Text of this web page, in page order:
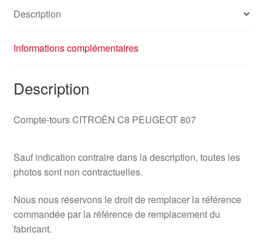
Description
Informations complémentaires
Description
Compte-tours CITROËN C8 PEUGEOT 807
Sauf indication contraire dans la description, toutes les
photos sont non contractuelles.
Nous nous réservons le droit de remplacer la référence
commandée par la référence de remplacement du
fabricant.